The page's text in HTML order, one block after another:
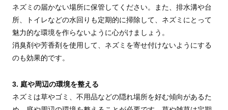
ネズミの届かない場所に保管してください。また、排水溝や台
所、トイレなどの水回りも定期的に掃除して、ネズミにとって
魅力的な環境を作らないように心がけましょう。
消臭剤や芳香剤を使用して、ネズミを寄せ付けないようにする
のも効果的です。
3. 庭や周辺の環境を整える
ネズミは草やゴミ、不用品などの隠れ場所を好む傾向があるた